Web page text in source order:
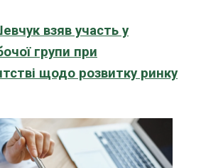
взяв участь у
групи при
щодо розвитку ринку